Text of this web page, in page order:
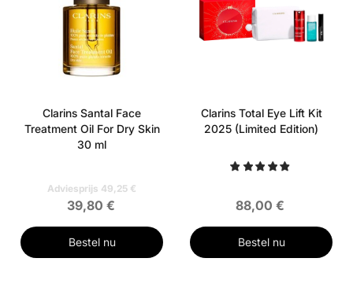
Clarins Santal Face
Treatment Oil For Dry Skin
30 ml
Adviesprijs 49,25 €
39,80 €
Bestel nu
Clarins Total Eye Lift Kit
2025 (Limited Edition)
88,00 €
Bestel nu